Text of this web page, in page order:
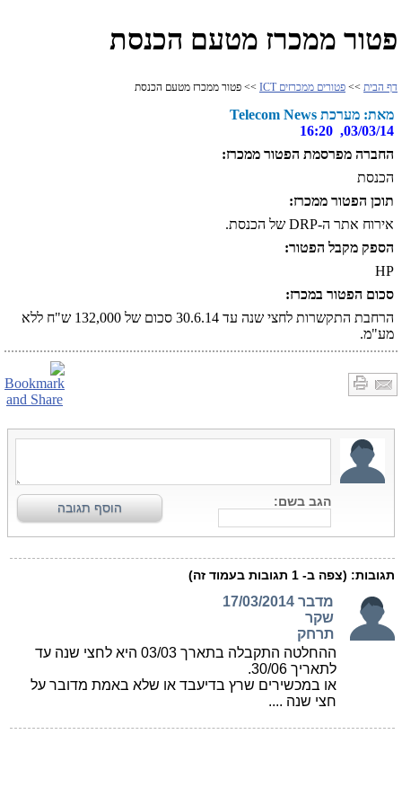
פטור ממכרז מטעם הכנסת
דף הבית >> פטורים ממכרזים ICT >> פטור ממכרז מטעם הכנסת
מאת: מערכת Telecom News
03/03/14, 16:20
החברה מפרסמת הפטור ממכרז:
הכנסת
תוכן הפטור ממכרז:
אירוח אתר ה-DRP של הכנסת.
הספק מקבל הפטור:
HP
סכום הפטור במכרז:
הרחבת התקשרות לחצי שנה עד 30.6.14 סכום של 132,000 ש"ח ללא
מע"מ.